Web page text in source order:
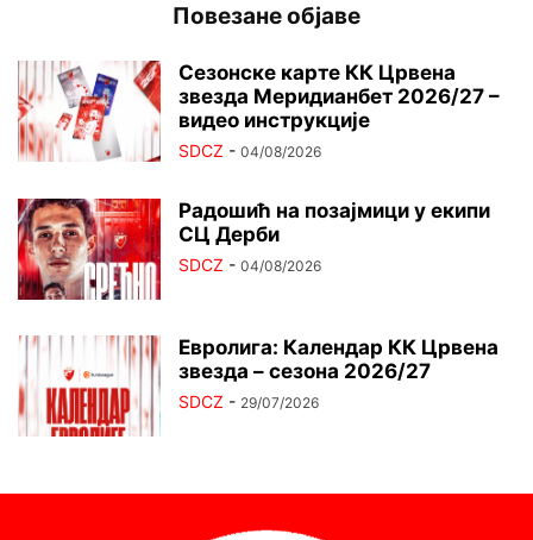
Повезане објаве
Сезонске карте КК Црвена
звезда Меридианбет 2026/27 –
видео инструкције
SDCZ - 04/08/2026
Радошић на позајмици у екипи
СЦ Дерби
SDCZ - 04/08/2026
Евролига: Календар КК Црвена
звезда – сезона 2026/27
SDCZ - 29/07/2026